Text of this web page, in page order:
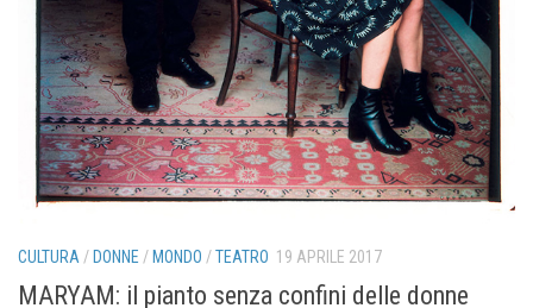
CULTURA / DONNE / MONDO /TEATRO 19 APRILE 2017
MARYAM: il pianto senza confini delle donne